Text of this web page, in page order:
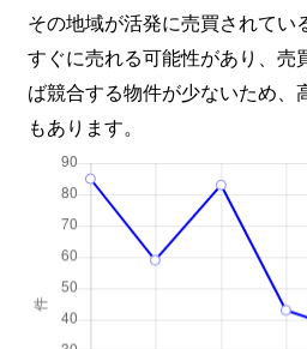
その地域が活発に売買されてい
すぐに売れる可能性があり、売
ば競合する物件が少ないため、
もあります。